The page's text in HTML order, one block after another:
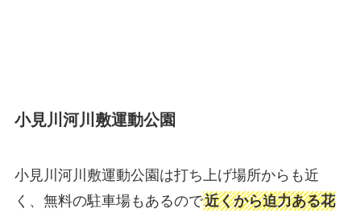
小見川河川敷運動公園
小見川河川敷運動公園は打ち上げ場所からも近
く、無料の駐車場もあるので近くから迫力ある花